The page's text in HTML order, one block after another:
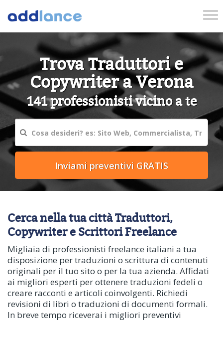
Trova Traduttori e
Copywriter a Verona
141 professionisti vicino a te
Cerca nella tua città Traduttori,
Copywriter e Scrittori Freelance
Migliaia di professionisti freelance italiani a tua
disposizione per traduzioni o scrittura di contenuti
originali per il tuo sito o per la tua azienda. Affidati
ai migliori esperti per ottenere traduzioni fedeli o
creare racconti e articoli coinvolgenti. Richiedi
revisioni di libri o traduzioni di documenti formali.
In breve tempo riceverai i migliori preventivi